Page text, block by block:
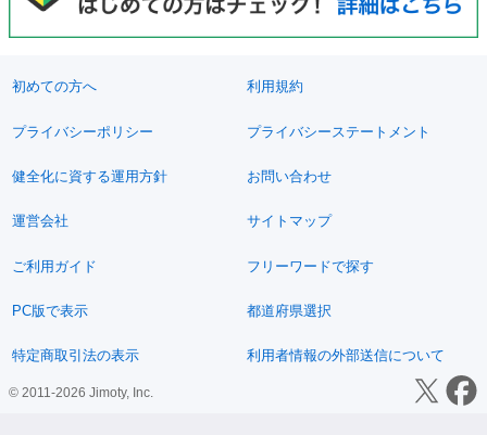
初めての方へ 利用規約
プライバシーポリシー プライバシーステートメント
健全化に資する運用方針 お問い合わせ
運営会社 サイトマップ
ご利用ガイド フリーワードで探す
PC版で表示 都道府県選択
特定商取引法の表示 利用者情報の外部送信について
© 2011-2026 Jimoty, Inc.